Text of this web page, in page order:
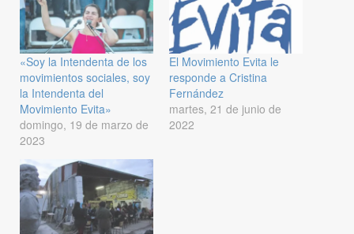
«Soy la Intendenta de los
movimientos sociales, soy
la Intendenta del
Movimiento Evita»
domingo, 19 de marzo de
2023
El Movimiento Evita le
responde a Cristina
Fernández
martes, 21 de junio de
2022